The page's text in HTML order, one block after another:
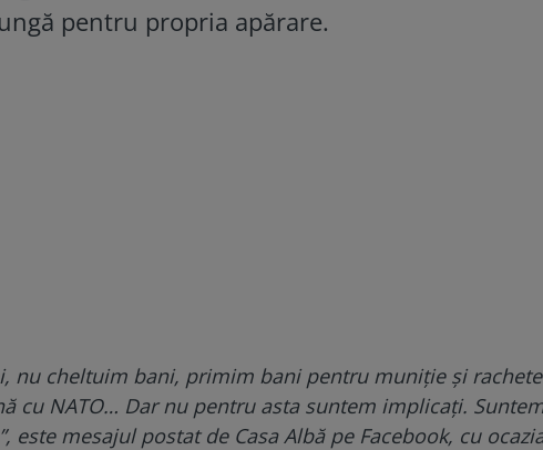
pentru propria apărare.
nu cheltuim bani, primim bani pentru muniție și
cu NATO… Dar nu pentru asta suntem implicați.
este mesajul postat de Casa Albă pe Facebook, cu